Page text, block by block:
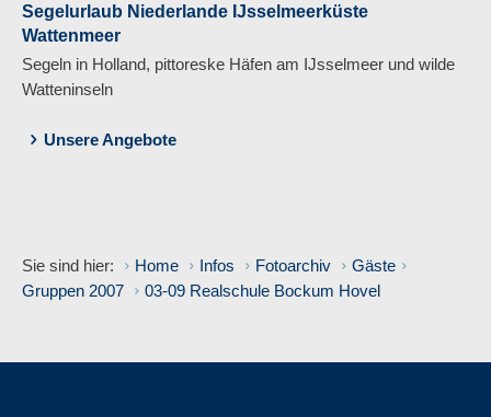
Unsere Angebote
Segelurlaub Niederlande IJsselmeerküste
Wattenmeer
Segeln in Holland, pittoreske Häfen am IJsselmeer und wilde
Watteninseln
Sie sind hier: Home Infos Fotoarchiv
Gäste
Gruppen 2007
03-09 Realschule Bockum Hovel